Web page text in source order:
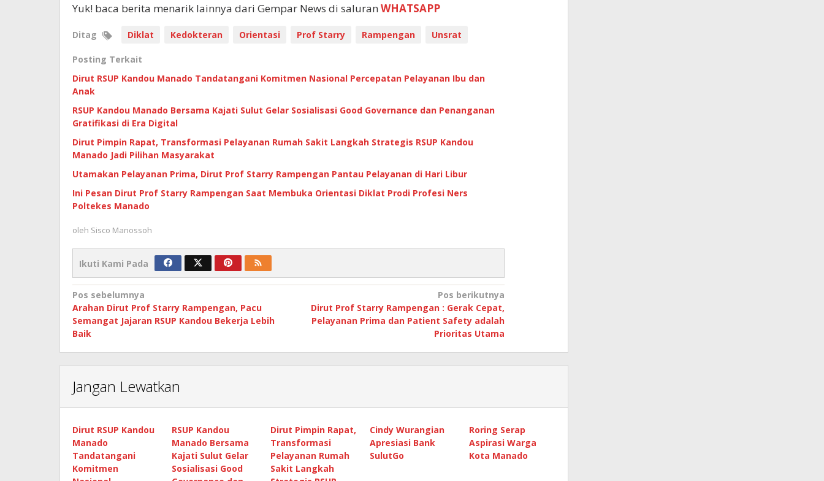
Yuk! baca berita menarik lainnya dari Gempar News di saluran WHATSAPP
Ditag Diklat Kedokteran Orientasi Prof Starry Rampengan Unsrat
Posting Terkait
Dirut RSUP Kandou Manado Tandatangani Komitmen Nasional Percepatan Pelayanan Ibu dan
Anak
RSUP Kandou Manado Bersama Kajati Sulut Gelar Sosialisasi Good Governance dan Penanganan
Gratifikasi di Era Digital
Dirut Pimpin Rapat, Transformasi Pelayanan Rumah Sakit Langkah Strategis RSUP Kandou
Manado Jadi Pilihan Masyarakat
Utamakan Pelayanan Prima, Dirut Prof Starry Rampengan Pantau Pelayanan di Hari Libur
Ini Pesan Dirut Prof Starry Rampengan Saat Membuka Orientasi Diklat Prodi Profesi Ners
Poltekes Manado
oleh Sisco Manossoh
Ikuti Kami Pada
Navigasi
pos
Pos sebelumnya
Arahan Dirut Prof Starry Rampengan, Pacu
Semangat Jajaran RSUP Kandou Bekerja Lebih
Baik
Pos berikutnya
Dirut Prof Starry Rampengan : Gerak Cepat,
Pelayanan Prima dan Patient Safety adalah
Prioritas Utama
Jangan Lewatkan
Dirut RSUP Kandou
Manado
Tandatangani
Komitmen
RSUP Kandou
Manado Bersama
Kajati Sulut Gelar
Sosialisasi Good
Dirut Pimpin Rapat,
Transformasi
Pelayanan Rumah
Sakit Langkah
Cindy Wurangian
Apresiasi Bank
SulutGo
Roring Serap
Aspirasi Warga
Kota Manado